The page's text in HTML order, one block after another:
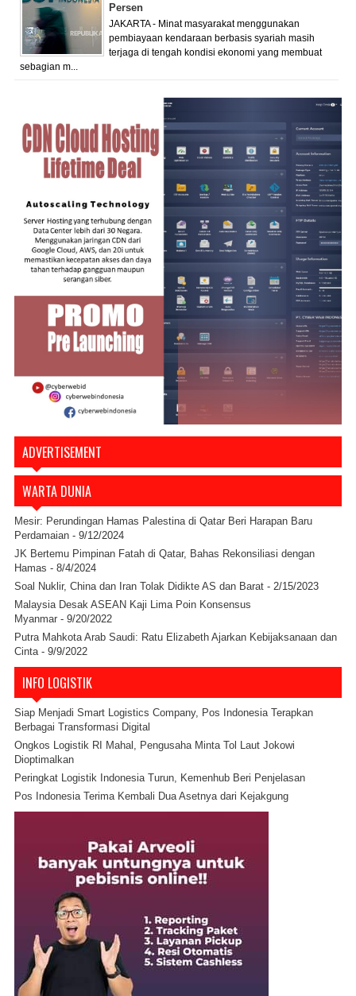
Persen
JAKARTA - Minat masyarakat menggunakan
pembiayaan kendaraan berbasis syariah masih
terjaga di tengah kondisi ekonomi yang membuat
sebagian m...
ADVERTISEMENT
WARTA DUNIA
Mesir: Perundingan Hamas Palestina di Qatar Beri Harapan Baru
Perdamaian - 9/12/2024
JK Bertemu Pimpinan Fatah di Qatar, Bahas Rekonsiliasi dengan
Hamas - 8/4/2024
Soal Nuklir, China dan Iran Tolak Didikte AS dan Barat - 2/15/2023
Malaysia Desak ASEAN Kaji Lima Poin Konsensus
Myanmar - 9/20/2022
Putra Mahkota Arab Saudi: Ratu Elizabeth Ajarkan Kebijaksanaan dan
Cinta- 9/9/2022
INFO LOGISTIK
Siap Menjadi Smart Logistics Company, Pos Indonesia Terapkan
Berbagai Transformasi Digital
Ongkos Logistik RI Mahal, Pengusaha Minta Tol Laut Jokowi
Dioptimalkan
Peringkat Logistik Indonesia Turun, Kemenhub Beri Penjelasan
Pos Indonesia Terima Kembali Dua Asetnya dari Kejakgung